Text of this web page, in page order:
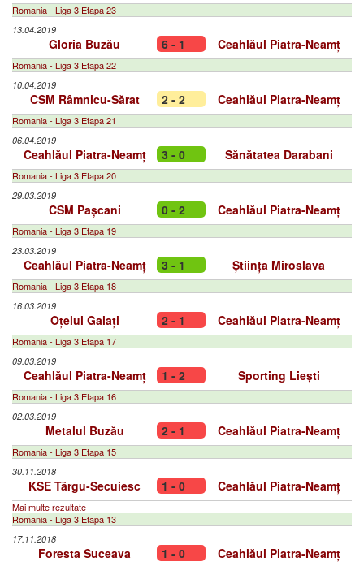
Romania - Liga 3 Etapa 23
13.04.2019
Gloria Buzău 6 - 1 Ceahlăul Piatra-Neamț
Romania - Liga 3 Etapa 22
10.04.2019
CSM Râmnicu-Sărat 2 - 2 Ceahlăul Piatra-Neamț
Romania - Liga 3 Etapa 21
06.04.2019
Ceahlăul Piatra-Neamț 3 - 0 Sănătatea Darabani
Romania - Liga 3 Etapa 20
29.03.2019
CSM Pașcani 0 - 2 Ceahlăul Piatra-Neamț
Romania - Liga 3 Etapa 19
23.03.2019
Ceahlăul Piatra-Neamț 3 - 1 Știința Miroslava
Romania - Liga 3 Etapa 18
16.03.2019
Oțelul Galați 2 - 1 Ceahlăul Piatra-Neamț
Romania - Liga 3 Etapa 17
09.03.2019
Ceahlăul Piatra-Neamț 1 - 2 Sporting Liești
Romania - Liga 3 Etapa 16
02.03.2019
Metalul Buzău 2 - 1 Ceahlăul Piatra-Neamț
Romania - Liga 3 Etapa 15
30.11.2018
KSE Târgu-Secuiesc 1 - 0 Ceahlăul Piatra-Neamț
Mai multe rezultate
Romania - Liga 3 Etapa 13
17.11.2018
Foresta Suceava 1 - 0 Ceahlăul Piatra-Neamț